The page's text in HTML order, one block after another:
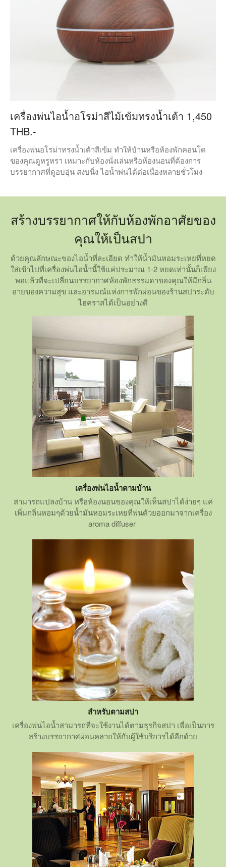
เครื่องพ่นไอน้ำอโรม่าสีไม้เข้มทรงน้ำเต้า 1,450
THB.-
เครื่องพ่นอโรม่าทรงน้ำเต้าสีเข้ม ทำให้บ้านหรือห้องพักคอนโด
ของคุณดูหรูหรา เหมาะกับห้องนั่งเล่นหรือห้องนอนที่ต้องการ
บรรยากาศที่ดูอบอุ่น สงบนิ่ง ไอน้ำพ่นได้ต่อเนื่องหลายชั่วโมง
สร้างบรรยากาศให้กับห้องพักอาศัยของ
คุณให้เป็นสปา
ด้วยคุณลักษณะของไอน้ำที่ละเอียด ทำให้น้ำมันหอมระเหยที่หยด
ใส่เข้าไปที่เครื่องพ่นไอน้ำนี้ใช้แค่ประมาณ 1-2 หยดเท่านั้นก็เพียง
พอแล้วที่จะเปลี่ยนบรรยากาศห้องพักธรรมดาของคุณให้มีกลิ่น
อายของความสุข และอารมณ์แห่งการพักผ่อนของร้านสปาระดับ
ไฮคราสได้เป็นอย่างดี
เครื่องพ่นไอน้ำตามบ้าน
สามารถแปลงบ้าน หรือห้องนอนของคุณให้เห็นสปาได้ง่ายๆ แค่
เพิ่มกลิ่นหอมๆด้วยน้ำมันหอมระเหยที่พ่นด้วยออกมาจากเครื่อง
aroma diffuser
สำหรับตามสปา
เครื่องพ่นไอน้ำสามารถที่จะใช้งานได้ตามธุรกิจสปา เพื่อเป็นการ
สร้างบรรยากาศผ่อนคลายให้กับผู้ใช้บริการได้อีกด้วย